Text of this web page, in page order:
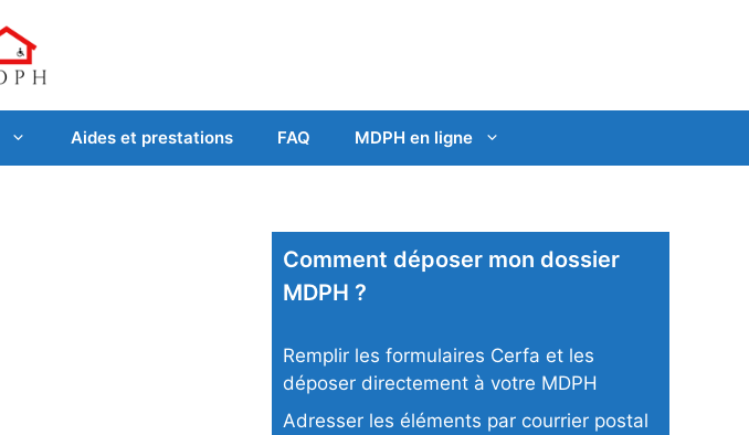
Aides et prestations FAQ MDPH en ligne
Comment déposer mon dossier
MDPH ?
Remplir les formulaires Cerfa et les
déposer directement à votre MDPH
Adresser les éléments par courrier postal